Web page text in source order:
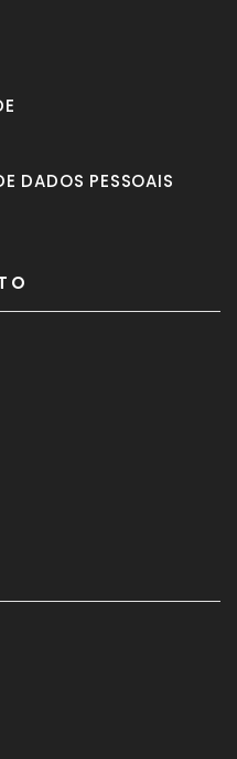
DADOS PESSOAIS